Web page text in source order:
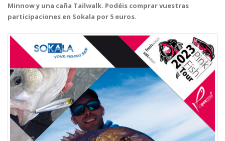
Minnow y una caña Tailwalk. Podéis comprar vuestras
participaciones en Sokala por 5 euros.